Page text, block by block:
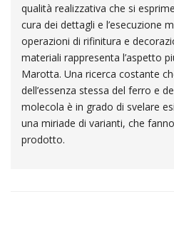
qualità realizzativa che si
cura dei dettagli e l’esecuzione
operazioni di rifinitura e
materiali rappresenta l’aspetto
Marotta. Una ricerca costante
dell’essenza stessa del ferro e
molecola è in grado di svelare
una miriade di varianti, che
prodotto.